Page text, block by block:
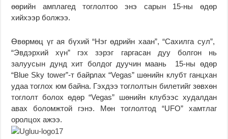
өөрийн амплагед тоглолтоо энэ сарын 15-ны өдөр
хийхээр болжээ.
Өвөрмөц үг ая бүхий “Нэг өдрийн хаан”, “Сахилга сул”,
“Эвдэрхий хүн” гэх зэрэг гаргасан дуу болгон нь
залуусын дунд хит болдог дуучин маань 15-ны өдөр
“Blue Sky tower”-т байрлах “Vegas” шөнийн клубт ганцхан
удаа тоглох юм байна. Гэхдээ тоглолтын билетийг зөвхөн
тоглолт болох өдөр “Vegas” шөнийн клубээс худалдан
авах боломжтой гэнэ. Мөн тоглолтод “UFO” хамтлаг
оролцох ажээ.